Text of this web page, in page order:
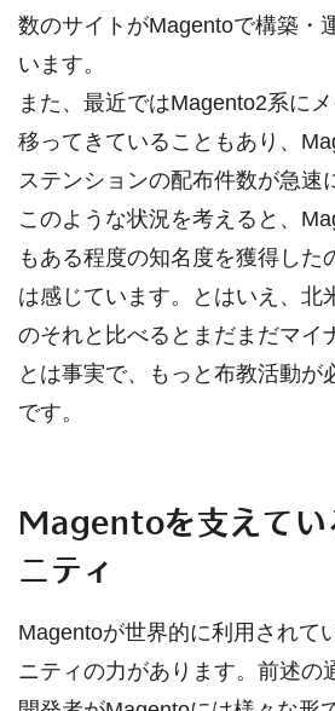
数のサイトがMagentoで構築・
います。
また、最近ではMagento2系に
移ってきていることもあり、
ステンションの配布件数が急速
このような状況を考えると、
もある程度の知名度を獲得した
は感じています。とはいえ、北
のそれと比べるとまだまだマイ
とは事実で、もっと布教活動が
です。
Magentoを支えてい
ニティ
Magentoが世界的に利用されて
ニティの力があります。前述の